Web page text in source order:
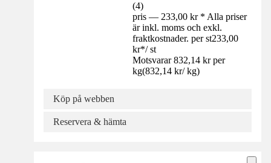
(4)
pris — 233,00 kr * Alla priser
är inkl. moms och exkl.
fraktkostnader. per st233,00
kr*/ st
Motsvarar 832,14 kr per
kg(832,14 kr/ kg)
Köp på webben
Reservera & hämta